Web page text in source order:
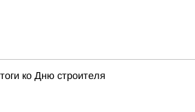
ко Дню строителя